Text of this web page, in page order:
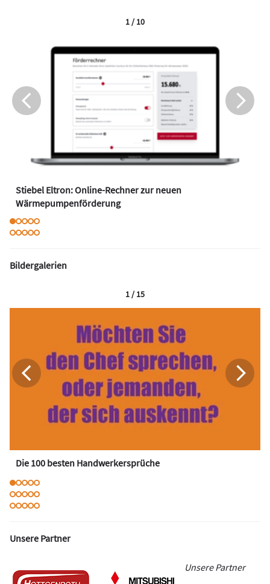
Stiebel Eltron: Online-Rechner zur neuen
Wärmepumpenförderung
1 / 10
Bildergalerien
Die 100 besten Handwerkersprüche
1 / 15
Unsere Partner
Unsere Partner